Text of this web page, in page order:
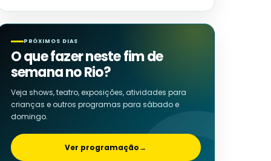
PRÓXIMOS DIAS
O que fazer neste fim de
semana no Rio?
Veja shows, teatro, exposições, atividades para
crianças e outros programas para sábado e
domingo.
Ver programação→